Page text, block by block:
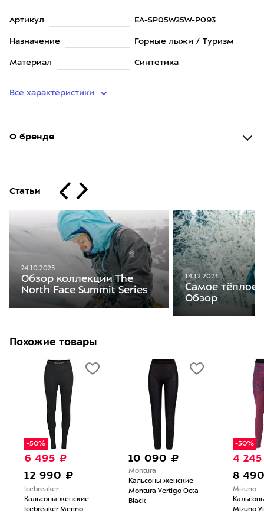
Артикул EA-SP05W25W-P093
Назначение Горные лыжи / Туризм
Материал Синтетика
Все характеристики
О бренде
Статьи
24.10.2025
Обзор коллекции The
North Face Summit Series
14.12.2023
Самое тёплое
Обзор
Похожие товары
-50%
6 495 ₽
12 990 ₽
Icebreaker
Кальсоны женские
Icebreaker Merino
10 090 ₽
Montura
Кальсоны женские
Montura Vertigo Octa
Black
-50%
4
8
Mizuno
Mizuno